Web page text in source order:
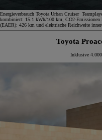
Energieverbrauch Toyota Urban Cruiser
kombiniert: 15.1 kWh/100 km; CO2-
(EAER): 426 km und elektrische Reichweite
Toyota
Inklusive